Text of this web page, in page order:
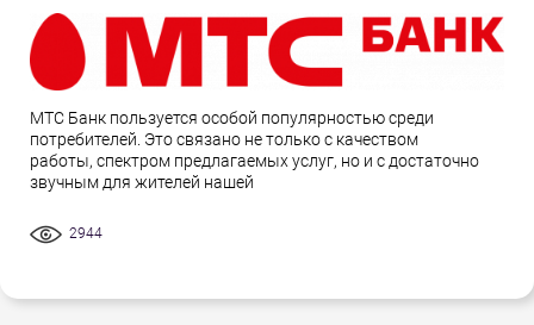
МТС Банк пользуется особой популярностью среди
потребителей. Это связано не только с качеством
работы, спектром предлагаемых услуг, но и с достаточно
звучным для жителей нашей
2944